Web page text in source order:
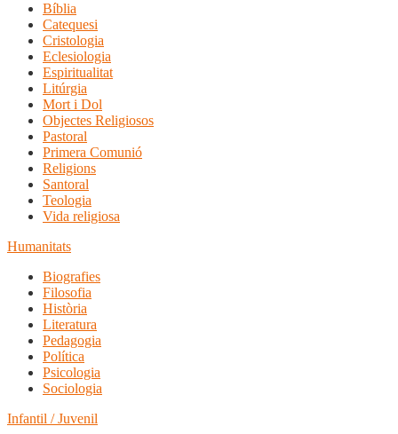
Bíblia
Catequesi
Cristologia
Eclesiologia
Espiritualitat
Litúrgia
Mort i Dol
Objectes Religiosos
Pastoral
Primera Comunió
Religions
Santoral
Teologia
Vida religiosa
Humanitats
Biografies
Filosofia
Història
Literatura
Pedagogia
Política
Psicologia
Sociologia
Infantil / Juvenil